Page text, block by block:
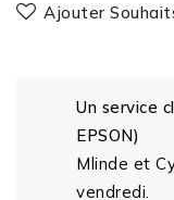
Ajouter
Un service
EPSON)
Mlinde et
vendredi.